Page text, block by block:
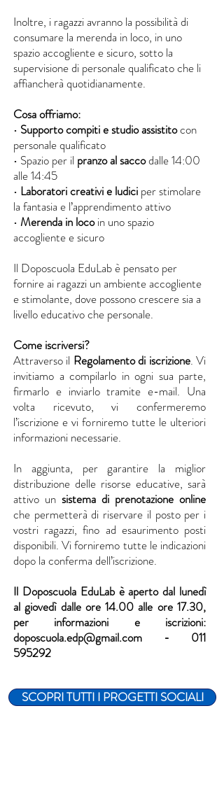
Inoltre, i ragazzi avranno la possibilità di
consumare la merenda in loco, in uno
spazio accogliente e sicuro, sotto la
supervisione di personale qualificato che li
affiancherà quotidianamente.
Cosa offriamo:
• Supporto compiti e studio assistitocon
personale qualificato
• Spazio per il pranzo al saccodalle 14:00
alle 14:45
• Laboratori creativi e ludici per stimolare
la fantasia e l’apprendimento attivo
• Merenda in locoin uno spazio
accogliente e sicuro
Il Doposcuola EduLab è pensato per
fornire ai ragazzi un ambiente accogliente
e stimolante, dove possono crescere sia a
livello educativo che personale.
Come iscriversi?
Attraverso il Regolamento di iscrizione. Vi
invitiamo a compilarlo in ogni sua parte,
firmarlo e inviarlo tramite e-mail. Una
volta ricevuto, vi confermeremo
l’iscrizione e vi forniremo tutte le ulteriori
informazioni necessarie.
In aggiunta, per garantire la miglior
distribuzione delle risorse educative, sarà
attivo un sistema di prenotazione online
che permetterà di riservare il posto per i
vostri ragazzi, fino ad esaurimento posti
disponibili. Vi forniremo tutte le indicazioni
dopo la conferma dell’iscrizione.
Il Doposcuola EduLab è aperto dal lunedì
al giovedì dalle ore 14.00 alle ore 17.30,
per informazioni e iscrizioni:
doposcuola.edp@gmail.com - 011
595292
SCOPRI TUTTI I PROGETTI SOCIALI